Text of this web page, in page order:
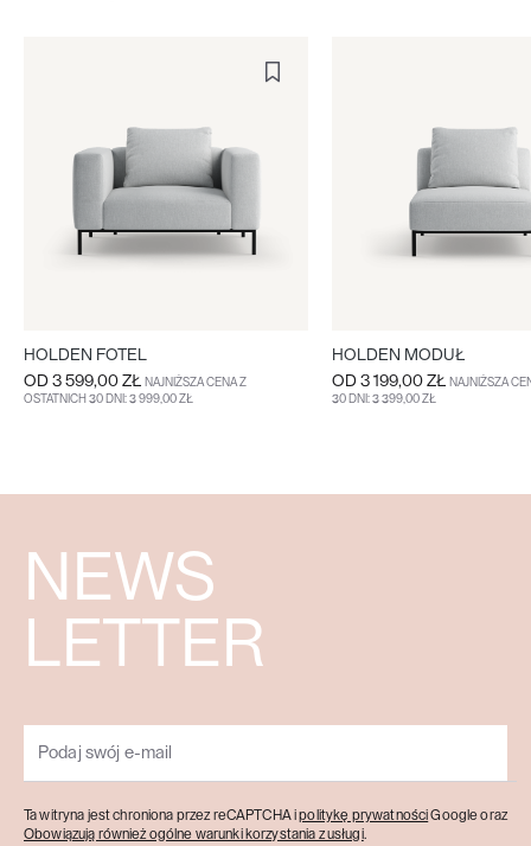
HOLDEN FOTEL
OD 3 599,00 ZŁ NAJNIŻSZA CENA Z
OSTATNICH 30 DNI: 3 999,00 ZŁ
HOLDEN MODUŁ
OD 3 199,00 ZŁ NAJNIŻSZA
30 DNI: 3 399,00 ZŁ
Ta witryna jest chroniona przez reCAPTCHA ipolitykę prywatnościGoogle oraz
Obowiązują również ogólne warunki korzystania z usługi.
NEWS
LETTER